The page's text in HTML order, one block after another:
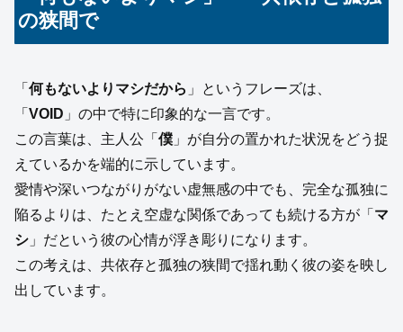
の狭間で
「 何もないよりマシだから 」というフレーズは、
「 VOID 」の中で特に印象的な一言です。
この言葉は、主人公「 僕 」が自分の置かれた状況をどう捉
えているかを端的に示しています。
愛情や深いつながりがない虚無感の中でも、完全な孤独に
陥るよりは、たとえ空虚な関係であっても続ける方が「 マ
シ 」だという彼の心情が浮き彫りになります。
この考えは、共依存と孤独の狭間で揺れ動く彼の姿を映し
出しています。